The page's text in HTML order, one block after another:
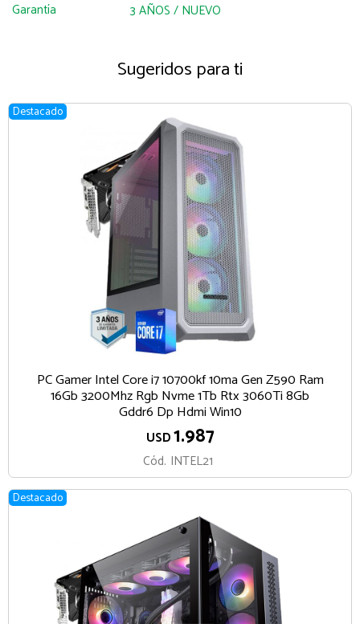
Garantía 3 AÑOS / NUEVO
Sugeridos para ti
Destacado
PC Gamer Intel Core i7 10700kf 10ma Gen Z590 Ram
16Gb 3200Mhz Rgb Nvme 1Tb Rtx 3060Ti 8Gb
Gddr6 Dp Hdmi Win10
USD1.987
Cód. INTEL21
Destacado